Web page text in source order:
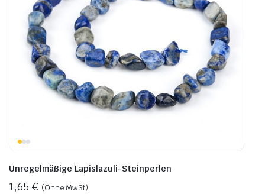
Unregelmäßige Lapislazuli-Steinperlen
1,65 € (Ohne MwSt)